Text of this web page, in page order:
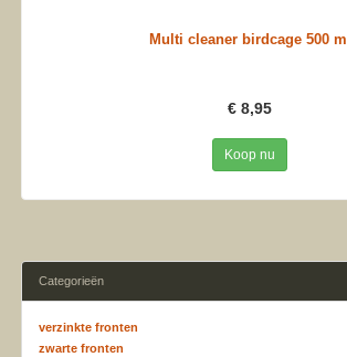
Multi cleaner birdcage 500 ml
€ 8,95
Koop nu
Categorieën
verzinkte fronten
zwarte fronten